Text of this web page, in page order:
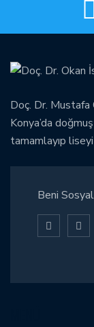
Doç. Dr. Mustafa
Konya’da
tamamlayıp
Beni